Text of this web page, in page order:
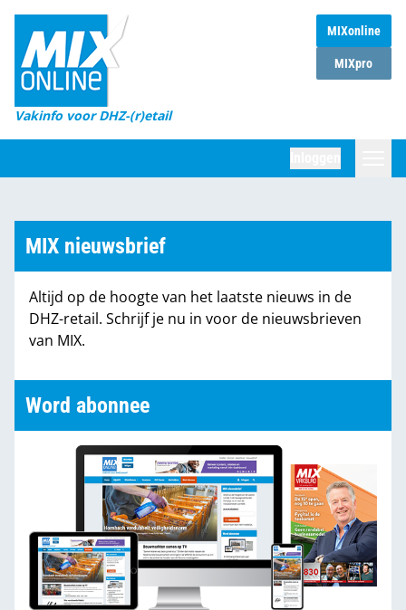
MIXonline
MIXpro
Vakinfo voor DHZ-(r)etail
Home
Magazines
DHZ Sessie
Marktcijfers
Partners
MIX nieuwsbrief
Altijd op de hoogte van het laatste nieuws in de
DHZ-retail. Schrijf je nu in voor de nieuwsbrieven
van MIX.
Word abonnee